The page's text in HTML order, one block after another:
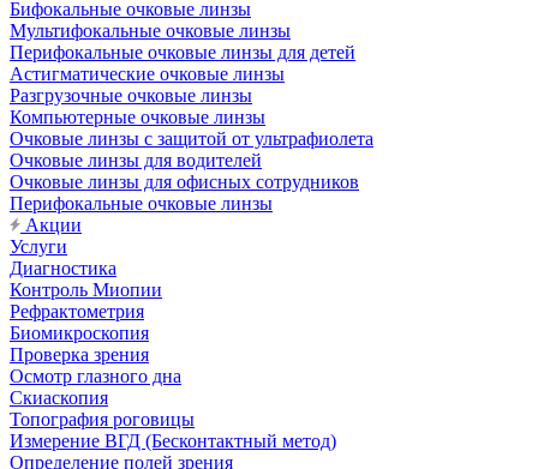
Бифокальные очковые линзы
Мультифокальные очковые линзы
Перифокальные очковые линзы для детей
Астигматические очковые линзы
Разгрузочные очковые линзы
Компьютерные очковые линзы
Очковые линзы с защитой от ультрафиолета
Очковые линзы для водителей
Очковые линзы для офисных сотрудников
Перифокальные очковые линзы
Акции
Услуги
Диагностика
Контроль Миопии
Рефрактометрия
Биомикроскопия
Проверка зрения
Осмотр глазного дна
Скиаскопия
Топография роговицы
Измерение ВГД (Бесконтактный метод)
Определение полей зрения